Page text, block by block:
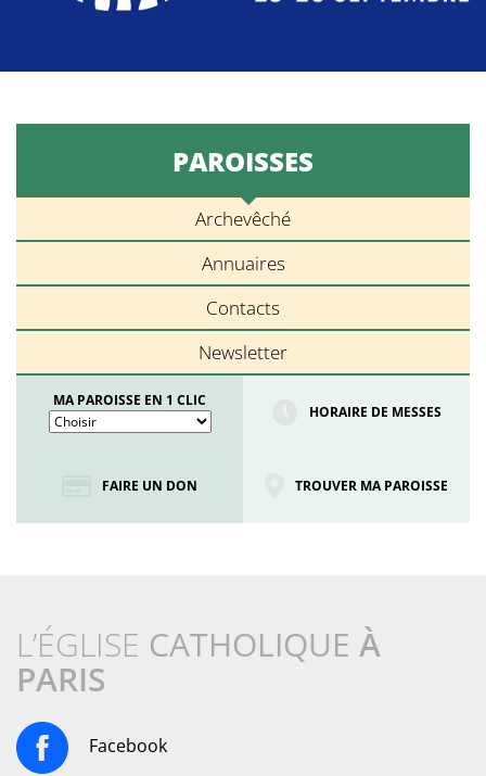
PAROISSES
Archevêché
Annuaires
Contacts
Newsletter
MA PAROISSE EN 1 CLIC
HORAIRE DE MESSES
FAIRE UN DON TROUVER MA PAROISSE
L’ÉGLISE CATHOLIQUE À
PARIS
Facebook